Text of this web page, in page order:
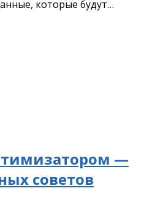
которые будут…
—
советов